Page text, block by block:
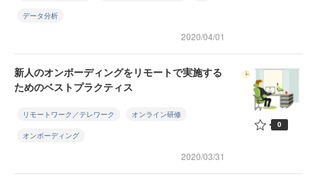
データ分析
2020/04/01
新人のオンボーディングをリモートで実施する
ためのベストプラクティス
リモートワーク／テレワーク オンライン研修
オンボーディング
2020/03/31
0